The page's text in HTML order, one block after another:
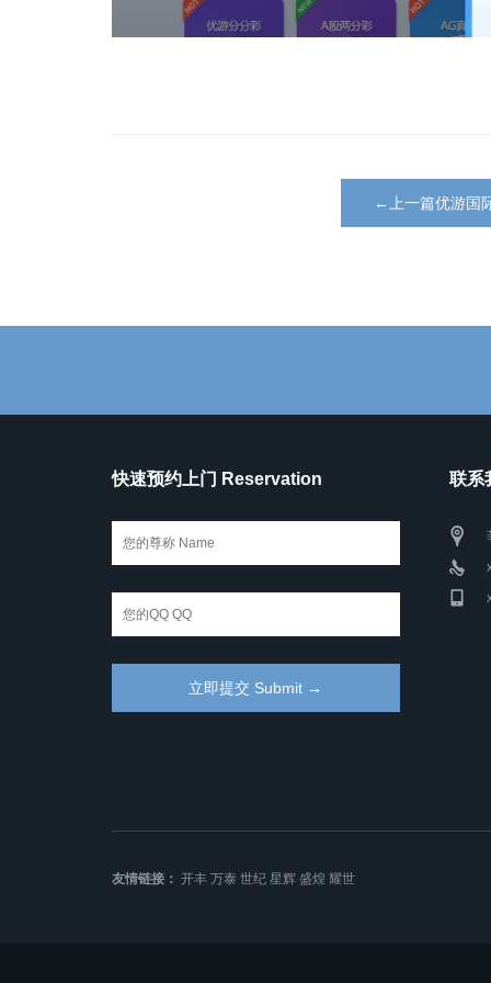
←上一篇优游国
快速预约上门 Reservation 联系
友情链接： 开丰 万泰 世纪 星辉 盛煌 耀世